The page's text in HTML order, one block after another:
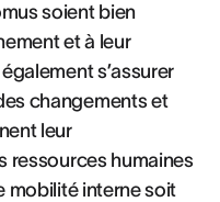
soient bien
et à leur
s’assurer
changements et
leur
ressources humaines
mobilité interne soit